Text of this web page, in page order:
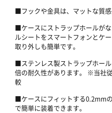
■フックや金具は、マットな質感
■ケースにストラップホールが
ルシートをスマートフォンとケ
取り外しも簡単です。
■ステンレス製ストラップホー
倍の耐久性があります。 ※当社
較
■ケースにフィットする0.2mm
で簡単に装着できます。